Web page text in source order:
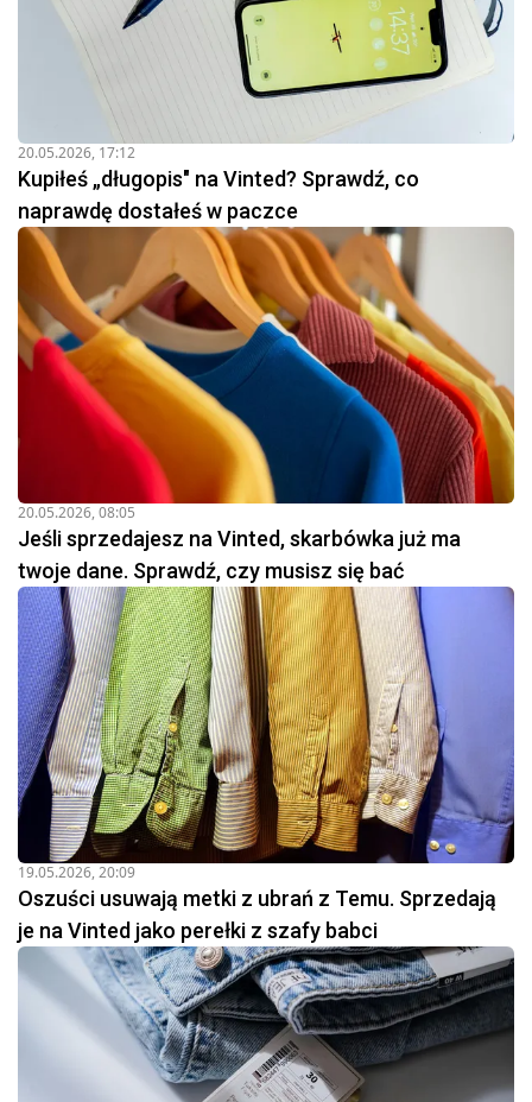
20.05.2026, 17:12
Kupiłeś „długopis" na Vinted? Sprawdź, co
naprawdę dostałeś w paczce
20.05.2026, 08:05
Jeśli sprzedajesz na Vinted, skarbówka już ma
twoje dane. Sprawdź, czy musisz się bać
19.05.2026, 20:09
Oszuści usuwają metki z ubrań z Temu. Sprzedają
je na Vinted jako perełki z szafy babci